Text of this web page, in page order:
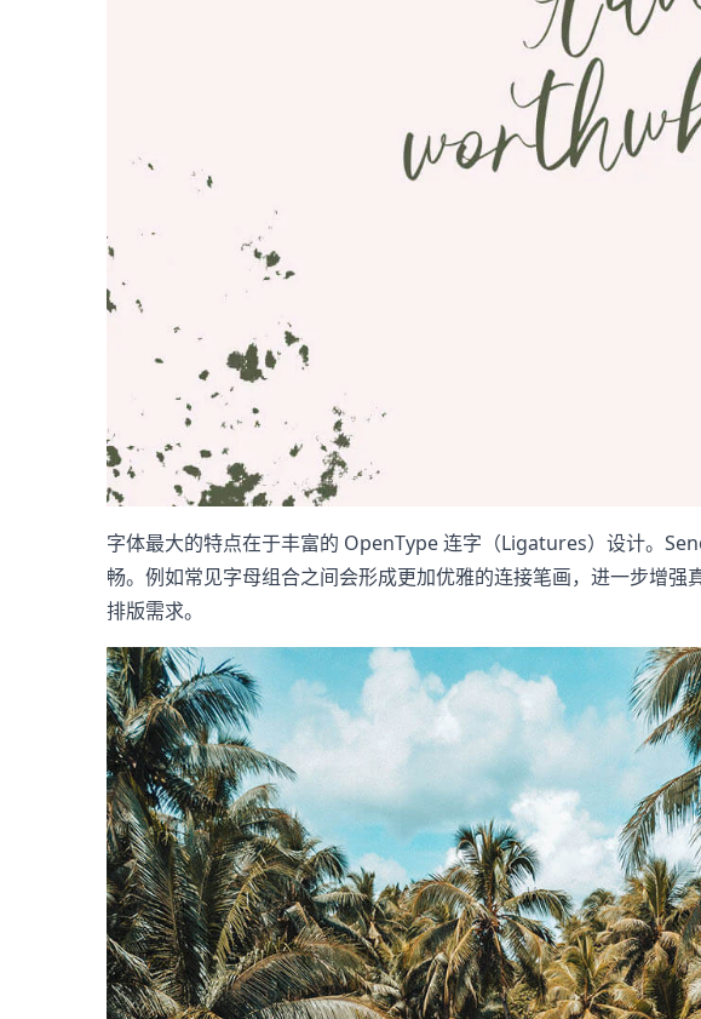
字体最大的特点在于丰富的 OpenType 连字（Ligatures）设计。
畅。例如常见字母组合之间会形成更加优雅的连接笔画，进一步增
排版需求。